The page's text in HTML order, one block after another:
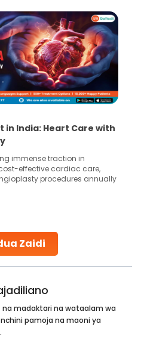
Zaidi
with
in
care,
annually
and
5 Essential
Human sperm
in advanced
Fertilization (IVF)
madaktari na wataalam wa
pamoja na maoni ya